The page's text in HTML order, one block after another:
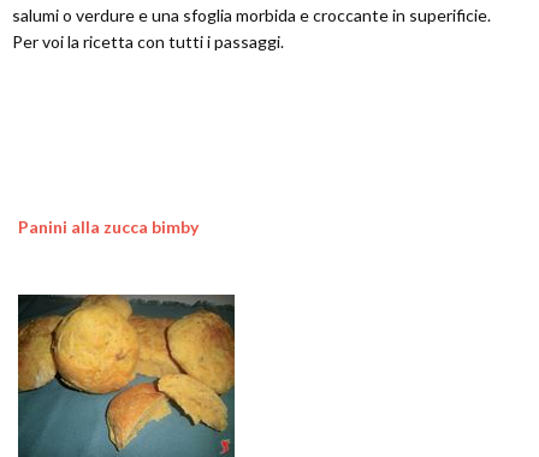
salumi o verdure e una sfoglia morbida e croccante in superificie.
Per voi la ricetta con tutti i passaggi.
Panini alla zucca bimby